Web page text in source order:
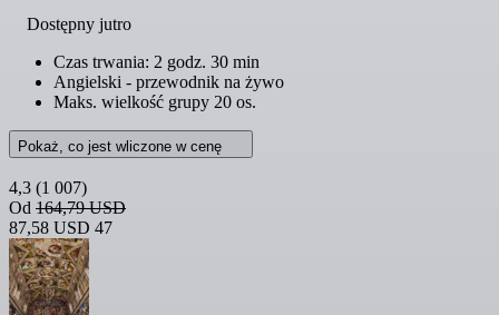
Dostępny jutro
Czas trwania: 2 godz. 30 min
Angielski - przewodnik na żywo
Maks. wielkość grupy 20 os.
Pokaż, co jest wliczone w cenę
4,3 (1 007)
Od 164,79 USD
87,58 USD 47